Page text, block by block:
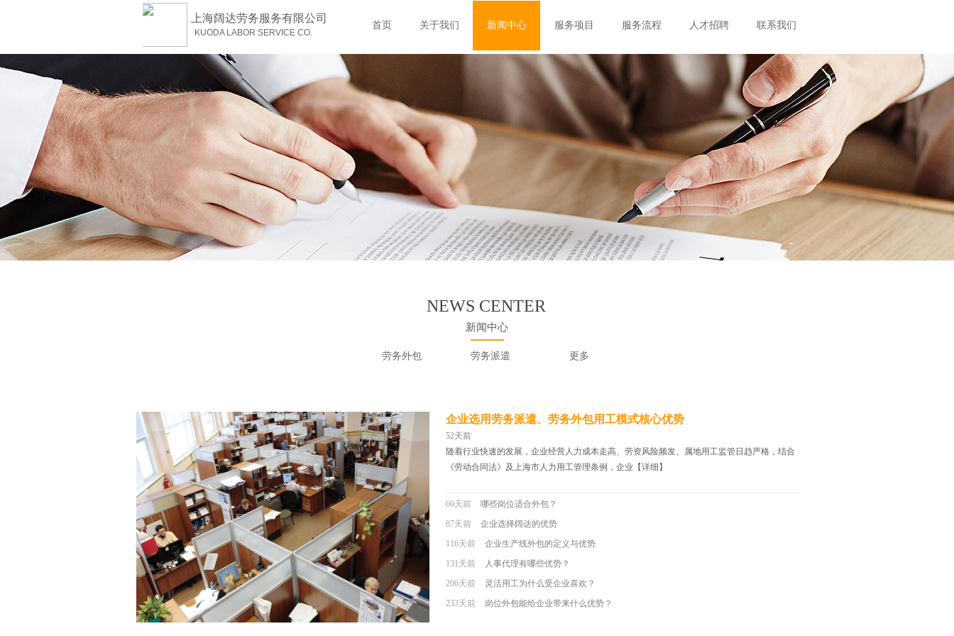
首页 关于我们 新闻中心 服务项目 服务流程 人才招聘 联系我们
上海阔达劳务服务有限公司
KUODA LABOR SERVICE CO.
NEWS CENTER
新闻中心
劳务外包 劳务派遣 更多
企业选用劳务派遣、劳务外包用工模式核心优势
52天前
随着行业快速的发展，企业经营人力成本走高、劳资风险频发、属地用工监管日趋严格，结合
《劳动合同法》及上海市人力用工管理条例，企业 【详细】
60天前
哪些岗位适合外包？
87天前
企业选择阔达的优势
116天前
企业生产线外包的定义与优势
131天前
人事代理有哪些优势？
206天前
灵活用工为什么受企业喜欢？
233天前
岗位外包能给企业带来什么优势？